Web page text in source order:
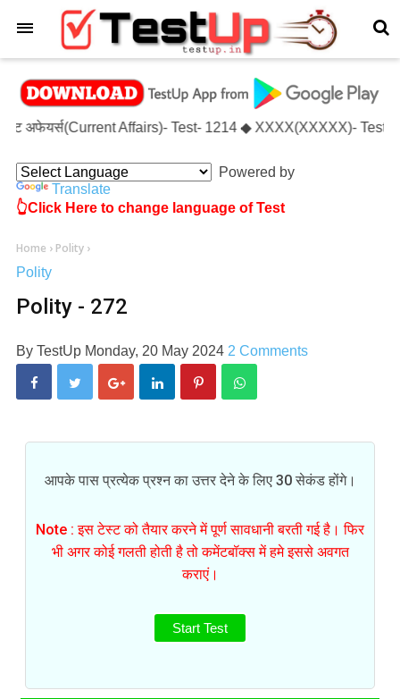
Affairs)- Test- 1214 ◆ XXXX(XXXXX)- Test-
Powered by
Translate
👆Click Here to change language of Test
Home › Polity ›
Polity
Polity - 272
By TestUp Monday, 20 May 2024 2 Comments
आपके पास प्रत्येक प्रश्न का उत्तर देने के लिए 30 सेकंड होंगे।
Note : इस टेस्ट को तैयार करने में पूर्ण सावधानी बरती गई है। फिर
भी अगर कोई गलती होती है तो कमेंटबॉक्स में हमे इससे अवगत
कराएं।
Start Test